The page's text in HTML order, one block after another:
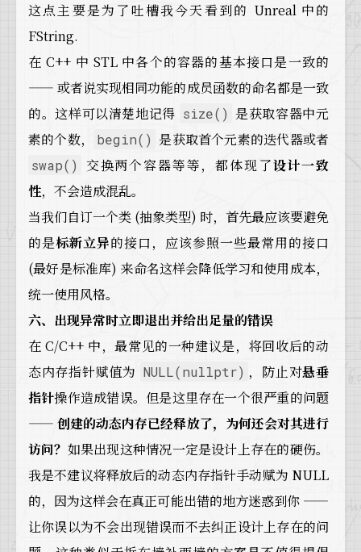
这点主要是为了吐槽我今天看到的 Unreal 中的
FString.
在 C++ 中 STL 中各个的容器的基本接口是一致的
—— 或者说实现相同功能的成员函数的命名都是一致
的。这样可以清楚地记得 size() 是获取容器中元
素的个数，
begin() 是获取首个元素的迭代器或者
swap() 交换两个容器等等，都体现了设计一致
性，不会造成混乱。
当我们自订一个类 (抽象类型) 时，首先最应该要避免
的是标新立异的接口，应该参照一些最常用的接口
(最好是标准库) 来命名这样会降低学习和使用成本，
统一使用风格。
六、出现异常时立即退出并给出足量的错误
在 C/C++ 中，最常见的一种建议是，将回收后的动
态内存指针赋值为 NULL(nullptr) ，防止对悬垂
指针操作造成错误。但是这里存在一个很严重的问题
——创建的动态内存已经释放了，为何还会对其进行
访问？ 如果出现这种情况一定是设计上存在的硬伤。
我是不建议将释放后的动态内存指针手动赋为 NULL
的，因为这样会在真正可能出错的地方迷惑到你 ——
让你误以为不会出现错误而不去纠正设计上存在的问